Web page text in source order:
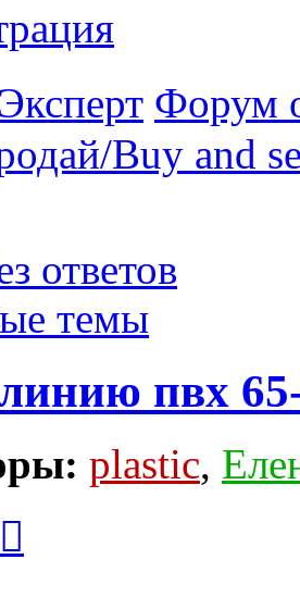
Форум
Buy and
ответов
темы
пвх
plastic,